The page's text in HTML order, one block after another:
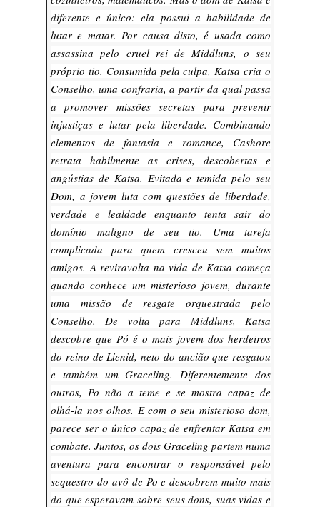
diferente e único: ela possui a habilidade de
lutar e matar. Por causa disto, é usada como
assassina pelo cruel rei de Middluns, o seu
próprio tio. Consumida pela culpa, Katsa cria o
Conselho, uma confraria, a partir da qual passa
a promover missões secretas para prevenir
injustiças e lutar pela liberdade. Combinando
elementos de fantasia e romance, Cashore
retrata habilmente as crises, descobertas e
angústias de Katsa. Evitada e temida pelo seu
Dom, a jovem luta com questões de liberdade,
verdade e lealdade enquanto tenta sair do
domínio maligno de seu tio. Uma tarefa
complicada para quem cresceu sem muitos
amigos. A reviravolta na vida de Katsa começa
quando conhece um misterioso jovem, durante
uma missão de resgate orquestrada pelo
Conselho. De volta para Middluns, Katsa
descobre que Pó é o mais jovem dos herdeiros
do reino de Lienid, neto do ancião que resgatou
e também um Graceling. Diferentemente dos
outros, Po não a teme e se mostra capaz de
olhá-la nos olhos. E com o seu misterioso dom,
parece ser o único capaz de enfrentar Katsa em
combate. Juntos, os dois Graceling partem numa
aventura para encontrar o responsável pelo
sequestro do avô de Po e descobrem muito mais
do que esperavam sobre seus dons, suas vidas e